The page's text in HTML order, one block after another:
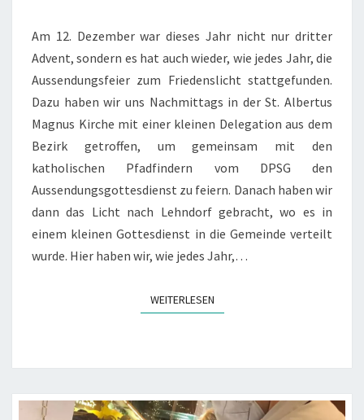
VERBINDET
Am 12. Dezember war dieses Jahr nicht nur dritter
Advent, sondern es hat auch wieder, wie jedes Jahr, die
Aussendungsfeier zum Friedenslicht stattgefunden.
Dazu haben wir uns Nachmittags in der St. Albertus
Magnus Kirche mit einer kleinen Delegation aus dem
Bezirk getroffen, um gemeinsam mit den
katholischen Pfadfindern vom DPSG den
Aussendungsgottesdienst zu feiern. Danach haben wir
dann das Licht nach Lehndorf gebracht, wo es in
einem kleinen Gottesdienst in die Gemeinde verteilt
wurde. Hier haben wir, wie jedes Jahr,…
WEITERLESENWEITERLESEN